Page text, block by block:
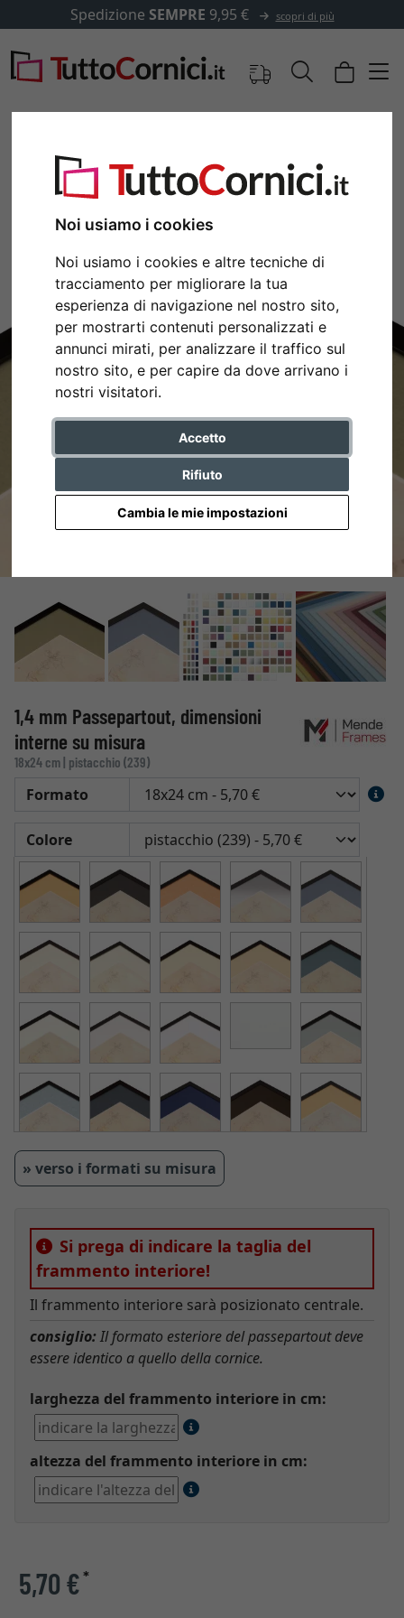
Noi usiamo i cookies
Noi usiamo i cookies e altre tecniche di
tracciamento per migliorare la tua
esperienza di navigazione nel nostro sito,
per mostrarti contenuti personalizzati e
annunci mirati, per analizzare il traffico sul
nostro sito, e per capire da dove arrivano i
nostri visitatori.
Accetto
Rifiuto
Cambia le mie impostazioni
Spedizione SEMPRE 9,95 € scopri di più
Indietro
1,4 mm Passepartout, dimensioni
interne su misura
18x24 cm | pistacchio (239)
Formato
Colore
» verso i formati su misura
Si prega di indicare la taglia del
frammento interiore!
Il frammento interiore sarà posizionato centrale.
consiglio:Il formato esteriore del passepartout deve
essere identico a quello della cornice.
larghezza del frammento interiore in cm:
altezza del frammento interiore in cm:
5,70 €*